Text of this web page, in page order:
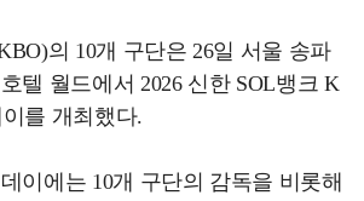
의 10개 구단은 26일 서울 송파
텔 월드에서 2026 신한 SOL뱅크 K
를 개최했다.
이에는 10개 구단의 감독을 비롯해